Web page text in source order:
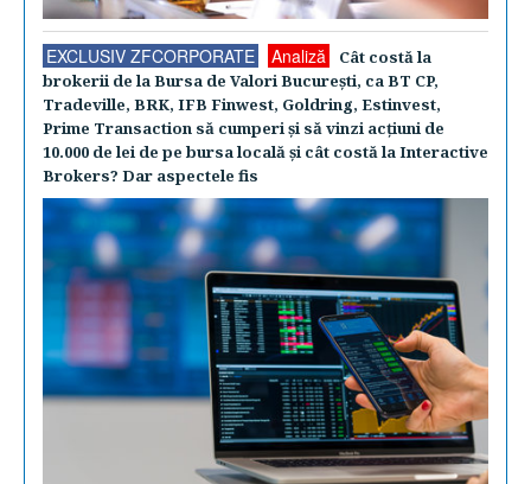
EXCLUSIV ZFCORPORATE Analiză
Cât costă la
brokerii de la Bursa de Valori Bucureşti, ca BT CP,
Tradeville, BRK, IFB Finwest, Goldring, Estinvest,
Prime Transaction să cumperi şi să vinzi acţiuni de
10.000 de lei de pe bursa locală şi cât costă la Interactive
Brokers? Dar aspectele fis